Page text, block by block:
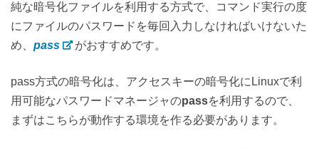
純な暗号化ファイルを利用する方式で、コマンド実行の度
にファイルのパスワードを毎回入力しなければいけないた
め、 pass がおすすめです。
pass方式の暗号化は、アクセスキーの暗号化にLinuxで利
用可能なパスワードマネージャのpassを利用するので、
まずはこちらが動作する環境を作る必要があります。